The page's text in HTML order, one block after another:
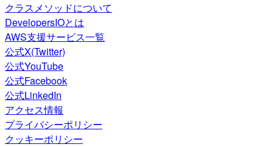
クラスメソッドについて
DevelopersIOとは
AWS支援サービス一覧
公式X(Twitter)
公式YouTube
公式Facebook
公式LinkedIn
アクセス情報
プライバシーポリシー
クッキーポリシー